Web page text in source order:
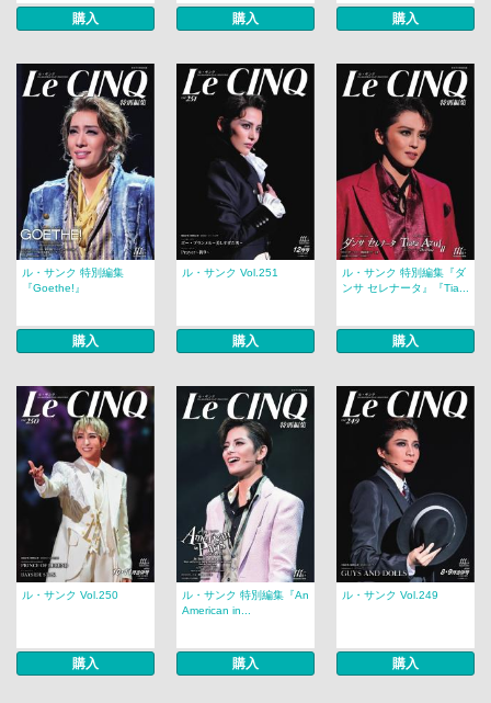
購入 購入 購入
ル・サンク 特別編集
『Goethe!』
購入
ル・サンク Vol.251
購入
ル・サンク 特別編集『ダ
ンサ セレナータ』『Tia...
購入
ル・サンク Vol.250
購入
ル・サンク 特別編集『An
American in...
購入
ル・サンク Vol.249
購入